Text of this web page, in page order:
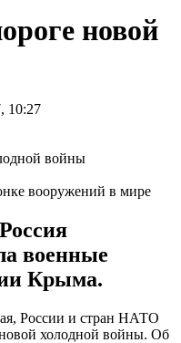
новой
10:27
вооружений в мире
военные
Крыма.
России и стран НАТО
холодной войны. Об